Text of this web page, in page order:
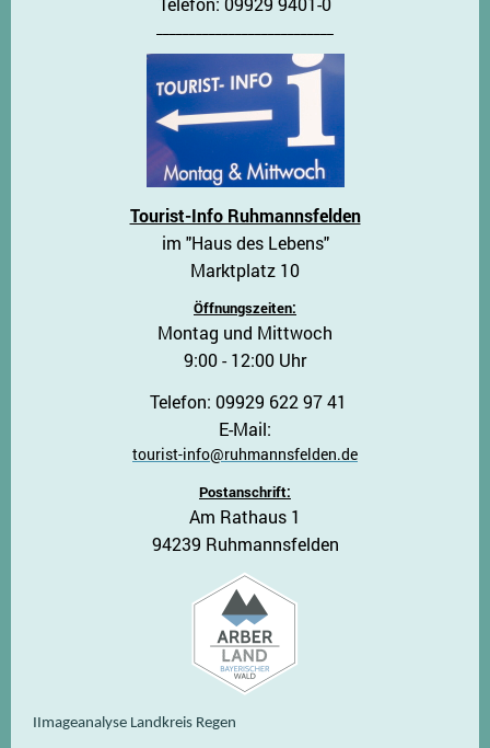
Tourist-Info Ruhmannsfelden
im "Haus des Lebens"
Marktplatz 10
Öffnungszeiten:
Montag und Mittwoch
9:00 - 12:00 Uhr
Telefon: 09929 622 97 41
E-Mail:
tourist-info@ruhmannsfelden.de
Postanschrift:
Am Rathaus 1
94239 Ruhmannsfelden
IImageanalyse Landkreis Regen